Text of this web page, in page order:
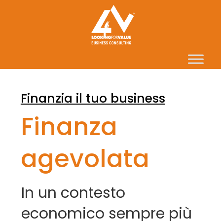
Finanzia il tuo business
Finanza
agevolata
In un contesto
economico sempre più